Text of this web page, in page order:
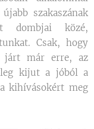
szakaszának
dombjai közé,
Csak, hogy
járt már erre, az
kijut a jóból a
kihívásokért meg